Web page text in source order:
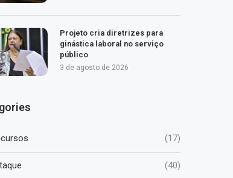
Projeto cria diretrizes para
ginástica laboral no serviço
público
3 de agosto de 2026
(17)
(40)